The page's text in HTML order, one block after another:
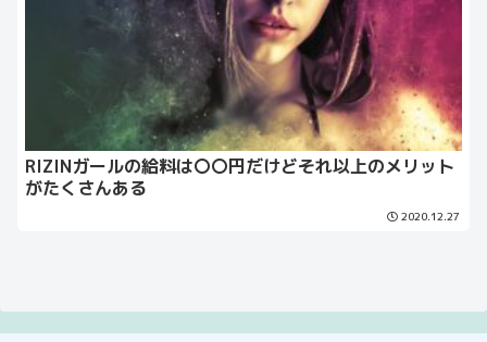
RIZINガールの給料は〇〇円だけどそれ以上のメリット
がたくさんある
2020.12.27